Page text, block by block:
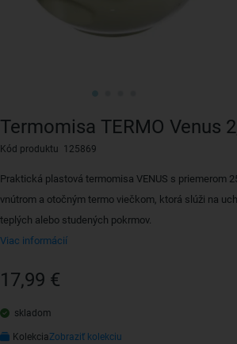
Termomisa TERMO Venus
Kód produktu 125869
Praktická plastová termomisa VENUS s priemerom
vnútrom a otočným termo viečkom, ktorá slúži na
teplých alebo studených pokrmov.
Viac informácií
17,99 €
skladom
KolekciaZobraziť kolekciu